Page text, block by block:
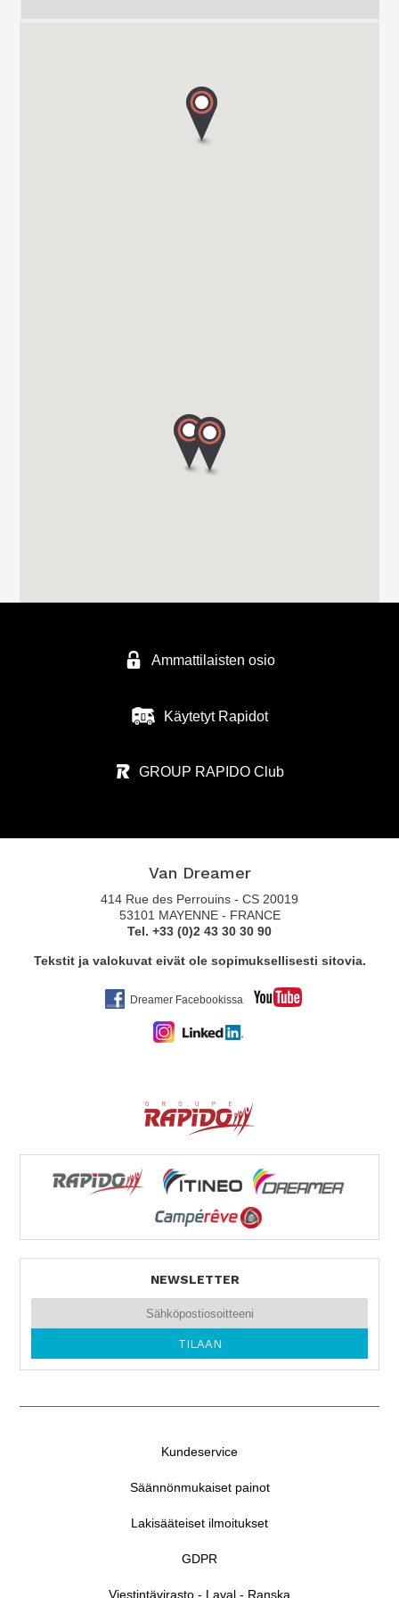
Ammattilaisten osio
Käytetyt Rapidot
GROUP RAPIDO Club
Van Dreamer
414 Rue des Perrouins - CS 20019
53101 MAYENNE - FRANCE
Tel. +33 (0)2 43 30 30 90
Tekstit ja valokuvat eivät ole sopimuksellisesti sitovia.
Dreamer Facebookissa
NEWSLETTER
Kundeservice
Säännönmukaiset painot
Lakisääteiset ilmoitukset
GDPR
Viestintävirasto - Laval - Ranska